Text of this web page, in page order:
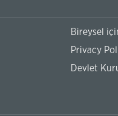
Bireysel
Privacy
Devlet